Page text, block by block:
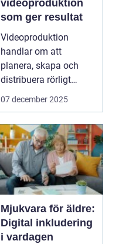
videoproduktion
som ger resultat
Videoproduktion
handlar om att
planera, skapa och
distribuera rörligt
innehåll som fö...
07 december 2025
Mjukvara för äldre:
Digital inkludering
i vardagen